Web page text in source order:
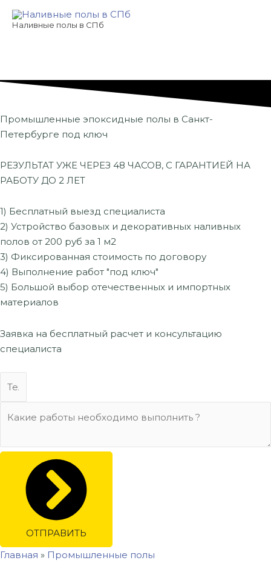
Перейти
Наливные полы в СПб
Промышленные эпоксидные полы в Санкт-
Петербурге под ключ
РЕЗУЛЬТАТ УЖЕ ЧЕРЕЗ 48 ЧАСОВ, С ГАРАНТИЕЙ НА
РАБОТУ ДО 2 ЛЕТ
1) Бесплатный выезд специалиста
2) Устройство базовых и декоративных наливных
полов от 200 руб за 1 м2
3) Фиксированная стоимость по договору
4) Выполнение работ "под ключ"
5) Большой выбор отечественных и импортных
материалов
Заявка на бесплатный расчет и консультацию
специалиста
ОТПРАВИТЬ
Главная » Промышленные полы